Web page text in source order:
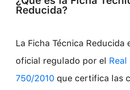
Reducida?
La Ficha Técnica
oficial regulado por el
750/2010 que certifica las